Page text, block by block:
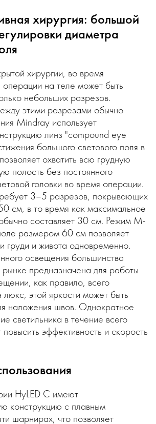
хирургия: большой
диаметра
хирургии, во время
на теле может быть
небольших разрезов.
этими разрезами обычно
Mindray использует
линз "compound eye
большого светового поля в
охватить всю грудную
полость без постоянного
головки во время операции.
3–5 разрезов, покрывающих
см, в то время как максимальное
составляет 30 см. Режим M-
размером 60 см позволяет
груди и живота одновременно.
освещения большинства
рынке предназначена для работы
как правило, всего
люкс, этой яркости может быть
наложения швов. Однократное
светильника в течение всего
эффективность и скорость
HyLED C имеют
конструкцию с плавным
шарнирах, что позволяет